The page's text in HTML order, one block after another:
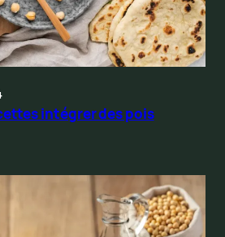
intégrer des pois